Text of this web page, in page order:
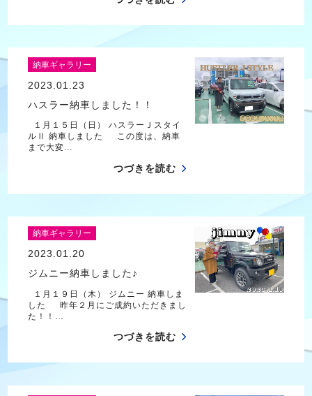
納車ギャラリー
2023.01.23
ハスラー納車しました！！
１月１５日（日） ハスラーＪスタイ
ルⅡ 納車しました この度は、納車
まで大変…
つづきを読む
納車ギャラリー
2023.01.20
ジムニー納車しました♪
１月１９日（木） ジムニー 納車しま
した 昨年２月にご成約いただきまし
た！！…
つづきを読む